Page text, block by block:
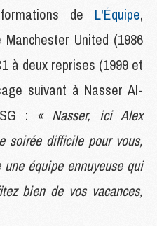
de L'Équipe,
United (1986
à deux reprises (1999 et
suivant à Nasser Al-
: « Nasser, ici Alex
soirée difficile pour vous,
équipe ennuyeuse qui
bien de vos vacances,